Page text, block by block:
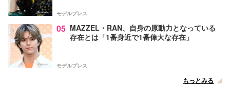
モデルプレス
05 MAZZEL・RAN、自身の原動力となっている
存在とは「1番身近で1番偉大な存在」
モデルプレス
もっとみる